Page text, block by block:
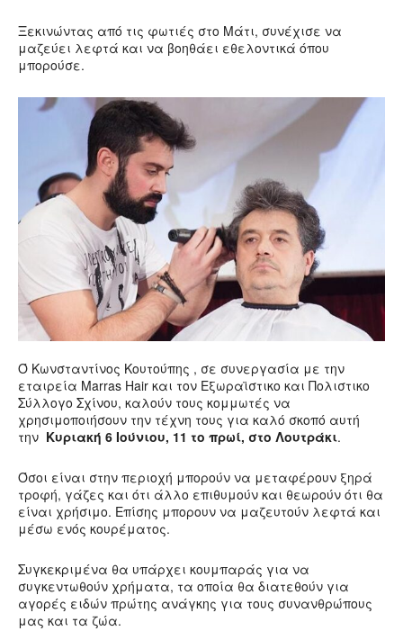
Ξεκινώντας από τις φωτιές στο Μάτι, συνέχισε να
μαζεύει λεφτά και να βοηθάει εθελοντικά όπου
μπορούσε.
Ό Κωνσταντίνος Κουτούπης , σε συνεργασία με την
εταιρεία Marras Hair και τον Εξωραϊστικο και Πολιστικο
Σύλλογο Σχίνου, καλούν τους κομμωτές να
χρησιμοποιήσουν την τέχνη τους για καλό σκοπό αυτή
την Κυριακή 6 Ιούνιου, 11 το πρωί, στο Λουτράκι.
Όσοι είναι στην περιοχή μπορούν να μεταφέρουν ξηρά
τροφή, γάζες και ότι άλλο επιθυμούν και θεωρούν ότι θα
είναι χρήσιμο. Επίσης μπορουν να μαζευτούν λεφτά και
μέσω ενός κουρέματος.
Συγκεκριμένα θα υπάρχει κουμπαράς για να
συγκεντωθούν χρήματα, τα οποία θα διατεθούν για
αγορές ειδών πρώτης ανάγκης για τους συνανθρώπους
μας και τα ζώα.